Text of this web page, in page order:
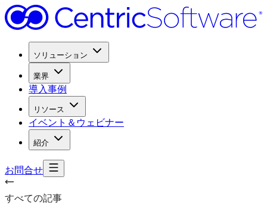
ソリューション
業界
導入事例
リソース
イベント＆ウェビナー
紹介
お問合せ
すべての記事